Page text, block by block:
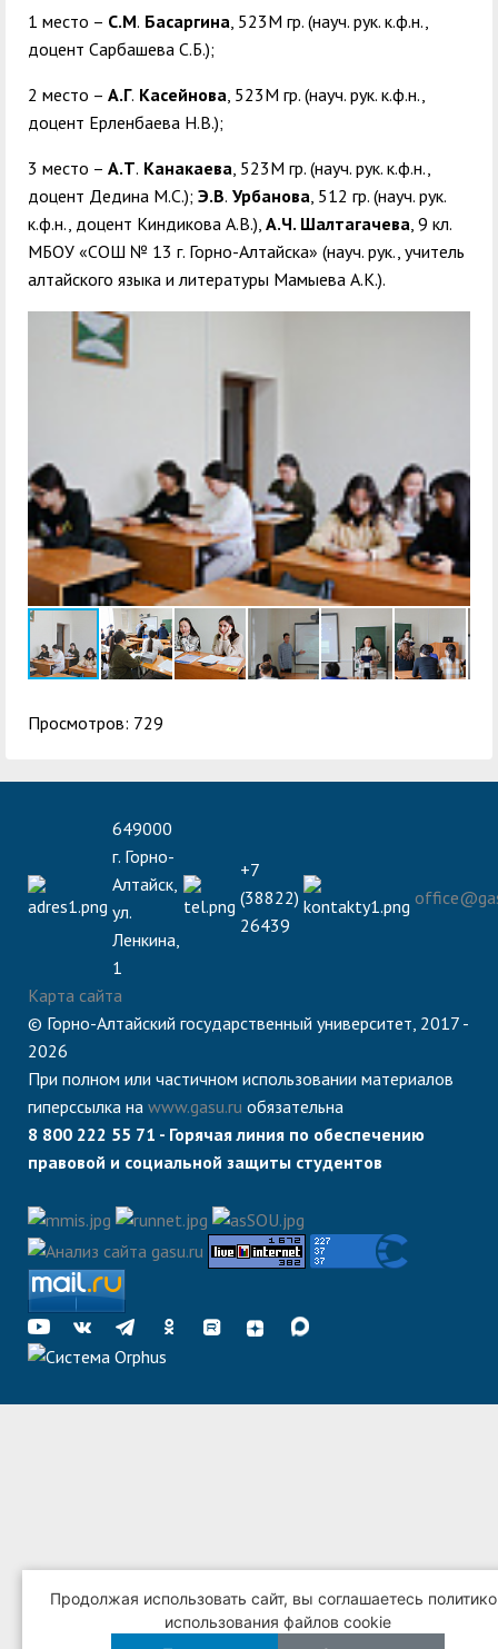
1 место – С.М. Басаргина, 523М гр. (науч. рук. к.ф.н.,
доцент Сарбашева С.Б.);
2 место – А.Г. Касейнова, 523М гр. (науч. рук. к.ф.н.,
доцент Ерленбаева Н.В.);
3 место – А.Т. Канакаева, 523М гр. (науч. рук. к.ф.н.,
доцент Дедина М.С.); Э.В. Урбанова, 512 гр. (науч. рук.
к.ф.н., доцент Киндикова А.В.), А.Ч. Шалтагачева, 9 кл.
МБОУ «СОШ № 13 г. Горно-Алтайска» (науч. рук., учитель
алтайского языка и литературы Мамыева А.К.).
Просмотров: 729
649000
г. Горно-
Алтайск,
ул.
Ленкина,
1
+7
(38822)
26439
Карта сайта
© Горно-Алтайский государственный университет, 2017 -
2026
При полном или частичном использовании материалов
гиперссылка на www.gasu.ru обязательна
8 800 222 55 71 - Горячая линия по обеспечению
правовой и социальной защиты студентов
Продолжая использовать сайт, вы соглашаетесь
использования файлов cookie